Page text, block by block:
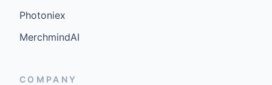
Photoniex
MerchmindAI
COMPANY